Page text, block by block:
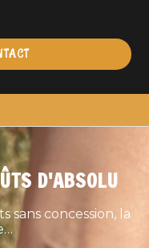
D'ABSOLU
sans concession, la